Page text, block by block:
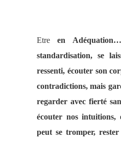
Etre en
standardisation, se
ressenti, écouter son
contradictions, mais
regarder avec fierté
écouter nos intuitions,
peut se tromper,